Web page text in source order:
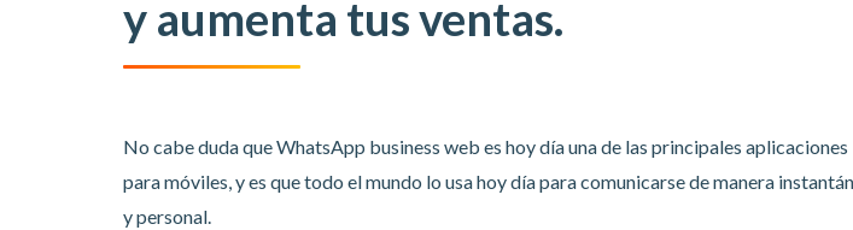
y aumenta tus ventas.
No cabe duda que WhatsApp business web es hoy día una de las principales aplicaciones
para móviles, y es que todo el mundo lo usa hoy día para comunicarse de manera
y personal.